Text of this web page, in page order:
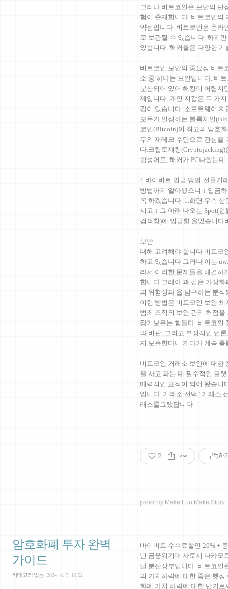
그러나 비트코인은 보안의 단
험이 존재합니다. 비트코인의
약점입니다. 비트코인은 온라
로 보관될 수 있습니다. 하지
있습니다. 해커들은 다양한
비트코인 보안의 중요성 비트
소 중 하나는 보안입니다. 비
분산되어 있어 해킹이 어렵지
제입니다. 개인 지갑은 두 가
갑이 있습니다. 소프트웨어
모두가 인정하는 블록체인
코인(Bitcoin)이 최고의 암호
두의 재테크 수단으로 관심을
다.크립토재킹
합성어로, 해커가 PC나했는데
4.바이비트 입금 방법·선물거
방법까지 알아봤으니 ↓ 입금
록 하겠습니다. 1.화면 우측
시고 ↓ 그 아래 나오는 Spot(
검색창)에 입금할 을었습니다
보안
대해 고려해야 합니다 비트코
하고 있습니다 그러나 이는
라서 이러한 문제들을 해결하
합니다 그래야 과 같은 가상
의 위험성과 을 탐구하는 분석
이런 방법은 비트코인 보안
범죄 조직의 보안 관리 허점
장기보유는 힘들다. 비트코인
와 비판, 그리고 부정적인 언
지 보유한다니.게다가 계속
비트코인 거래소 보안에 대한
을 사고 파는 데 필수적인 플
매력적인 표적이 되어 왔습니
입니다. 거래소 선택 ' 거래소
래소를그랬답니다
2 구독하
posted by Make Fun Make Story
암호화폐 투자 완벽
가이드
카테고리 없음 2024. 8. 7. 10:52
바이비트 수수료할인 20% +
년 금융위기때 사토시 나카모
털 분산장부입니다. 비트코인
의 가치하락에 대한 좋은 헷
화폐 가치 하락에 대한 반기